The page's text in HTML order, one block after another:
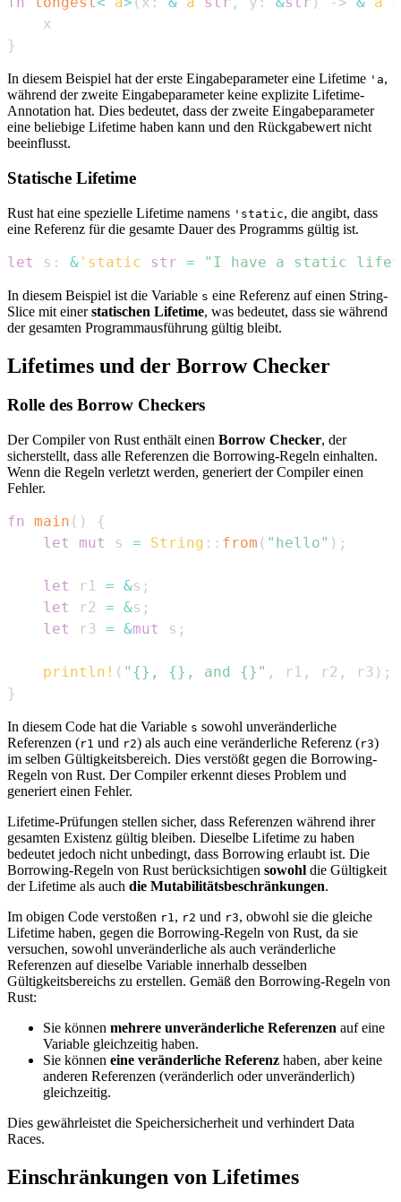
}
In diesem Beispiel hat der erste Eingabeparameter eine Lifetime 'a,
während der zweite Eingabeparameter keine explizite Lifetime-
Annotation hat. Dies bedeutet, dass der zweite Eingabeparameter
eine beliebige Lifetime haben kann und den Rückgabewert nicht
beeinflusst.
Statische Lifetime
Rust hat eine spezielle Lifetime namens 'static, die angibt, dass
eine Referenz für die gesamte Dauer des Programms gültig ist.
let s : & 'static str = "I have a static
In diesem Beispiel ist die Variable s eine Referenz auf einen String-
Slice mit einerstatischen Lifetime, was bedeutet, dass sie während
der gesamten Programmausführung gültig bleibt.
Lifetimes und der Borrow Checker
Rolle des Borrow Checkers
Der Compiler von Rust enthält einen Borrow Checker, der
sicherstellt, dass alle Referenzen die Borrowing-Regeln einhalten.
Wenn die Regeln verletzt werden, generiert der Compiler einen
Fehler.
fn main ( )
{
let
mut s = String :: from ( "hello" ) ;
let r1 = &s ;
let
r2 = &s ;
let
r3 = &mut s ;
println! ( "{}, {}, and {}" , r1 , r2 , r3 ) ;
}
In diesem Code hat die Variable s sowohl unveränderliche
Referenzen (r1 und r2) als auch eine veränderliche Referenz (r3)
im selben Gültigkeitsbereich. Dies verstößt gegen die Borrowing-
Regeln von Rust. Der Compiler erkennt dieses Problem und
generiert einen Fehler.
Lifetime-Prüfungen stellen sicher, dass Referenzen während ihrer
gesamten Existenz gültig bleiben. Dieselbe Lifetime zu haben
bedeutet jedoch nicht unbedingt, dass Borrowing erlaubt ist. Die
Borrowing-Regeln von Rust berücksichtigen sowohl die Gültigkeit
der Lifetime als auch die Mutabilitätsbeschränkungen.
Im obigen Code verstoßen r1, r2 und r3, obwohl sie die gleiche
Lifetime haben, gegen die Borrowing-Regeln von Rust, da sie
versuchen, sowohl unveränderliche als auch veränderliche
Referenzen auf dieselbe Variable innerhalb desselben
Gültigkeitsbereichs zu erstellen. Gemäß den Borrowing-Regeln von
Rust:
Sie können mehrere unveränderliche Referenzen auf eine
Variable gleichzeitig haben.
Sie können eine veränderliche Referenz haben, aber keine
anderen Referenzen (veränderlich oder unveränderlich)
gleichzeitig.
Dies gewährleistet die Speichersicherheit und verhindert Data
Races.
Einschränkungen von Lifetimes